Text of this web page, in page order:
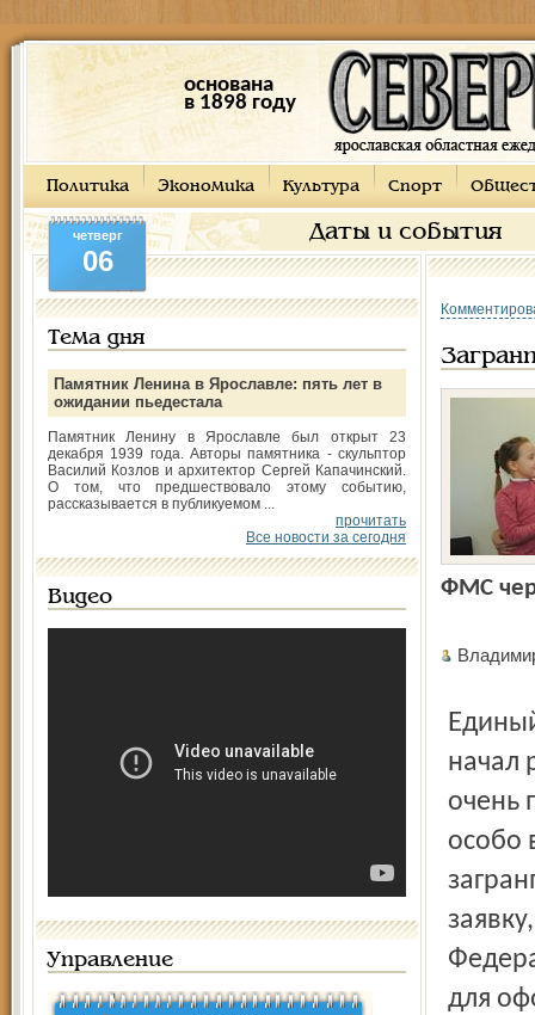
основана
в 1898 году
Политика Экономика Культура Спорт
Даты и события
четверг
06
Тема дня
Памятник Ленина в Ярославле: пять лет в
ожидании пьедестала
Памятник Ленину в Ярославле был открыт 23
декабря 1939 года. Авторы памятника - скульптор
Василий Козлов и архитектор Сергей Капачинский.
О том, что предшествовало этому событию,
рассказывается в публикуемом ...
прочитать
Все новости за сегодня
Видео
Управление
ФМС
Единый портал государ­ственных и муниципальных услуг
начал
очень
особо
для